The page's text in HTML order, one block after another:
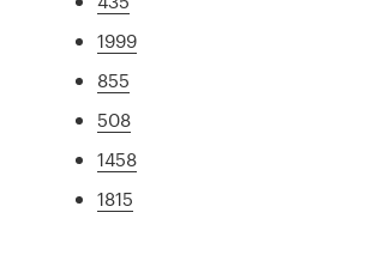
1999
855
508
1458
1815